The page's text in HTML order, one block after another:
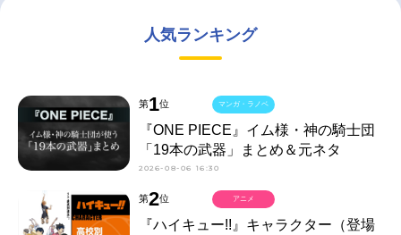
人気ランキング
第1位
『ONE PIECE』イム様・神の騎士団
「19本の武器」まとめ＆元ネタ
2026-08-06 16:30
マンガ・ラノベ
第2位
『ハイキュー!!』キャラクター（登場
アニメ